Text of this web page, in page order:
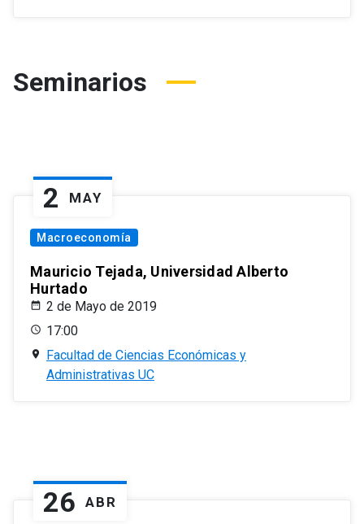
Seminarios
2 MAY
Macroeconomía
Mauricio Tejada, Universidad Alberto
Hurtado
2 de Mayo de 2019
17:00
Facultad de Ciencias Económicas y
Administrativas UC
26 ABR